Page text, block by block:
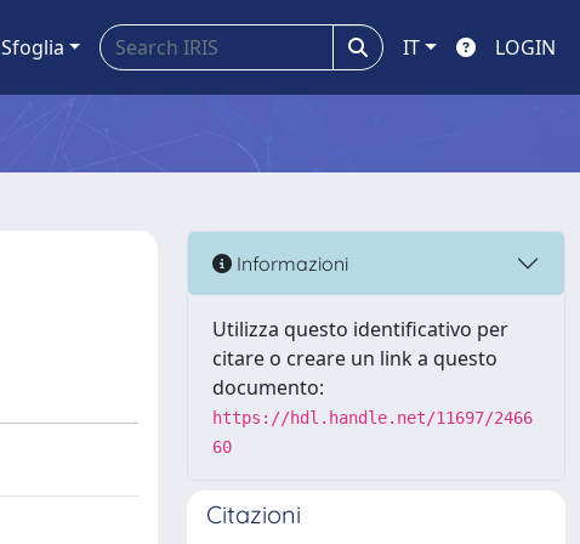
Sfoglia IT LOGIN
Informazioni
Utilizza questo identificativo per
citare o creare un link a questo
documento:
https://hdl.handle.net/11697/2466
60
Citazioni